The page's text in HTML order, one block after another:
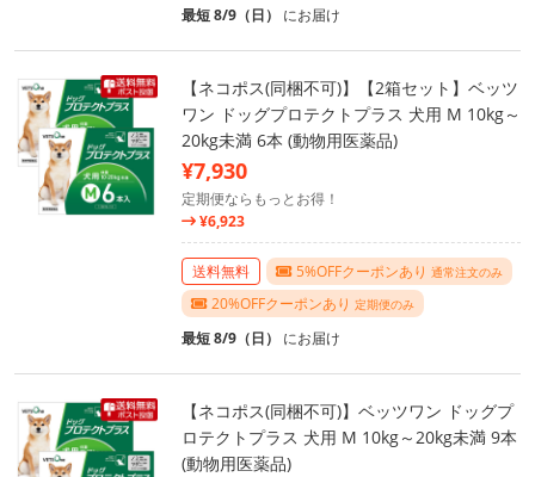
最短 8/9（日） にお届け
【ネコポス(同梱不可)】【2箱セット】ベッツ
ワン ドッグプロテクトプラス 犬用 M 10kg～
20kg未満 6本 (動物用医薬品)
¥7,930
定期便ならもっとお得！
¥6,923
送料無料 5%OFFクーポンあり 通常注文のみ
20%OFFクーポンあり 定期便のみ
最短 8/9（日） にお届け
【ネコポス(同梱不可)】ベッツワン ドッグプ
ロテクトプラス 犬用 M 10kg～20kg未満 9本
(動物用医薬品)